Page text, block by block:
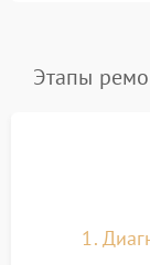
Этапы
1.